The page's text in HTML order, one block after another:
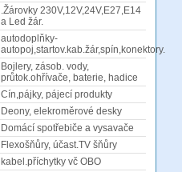
.Žárovky 230V,12V,24V,E27,E14
a Led žár.
autodoplňky-
autopoj,startov.kab.žár,spín,konektory.
Bojlery, zásob. vody,
průtok.ohřívače, baterie, hadice
Cín,pájky, pájecí produkty
Deony, elekroměrové desky
Domácí spotřebiče a vysavače
Flexošňůry, účast.TV šňůry
kabel.příchytky vč OBO